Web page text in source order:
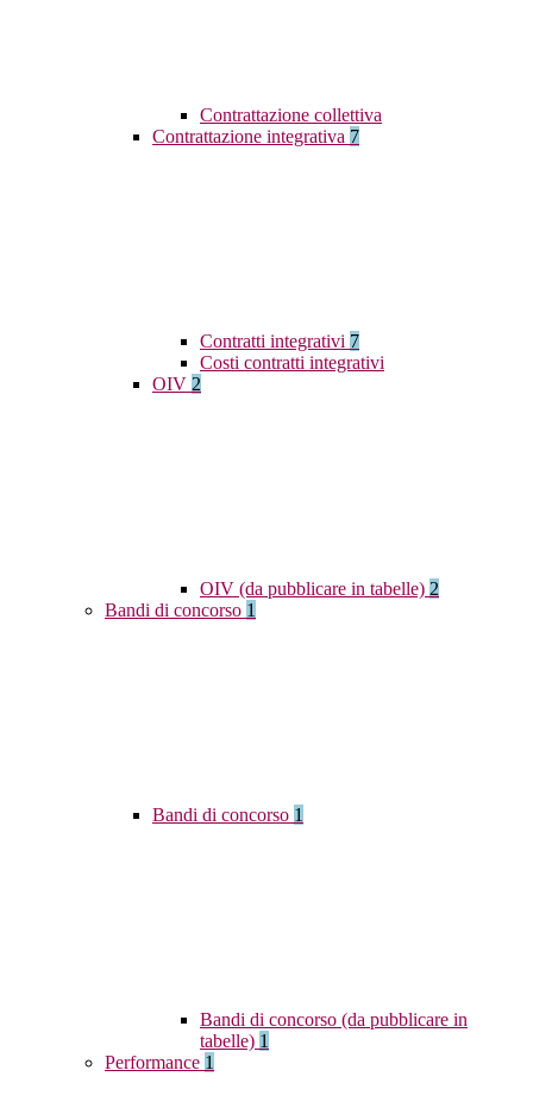
Contrattazione collettiva
Contrattazione integrativa 7
Contratti integrativi 7
Costi contratti integrativi
OIV 2
OIV (da pubblicare in tabelle) 2
Bandi di concorso 1
Bandi di concorso 1
Bandi di concorso (da pubblicare in
tabelle) 1
Performance 1